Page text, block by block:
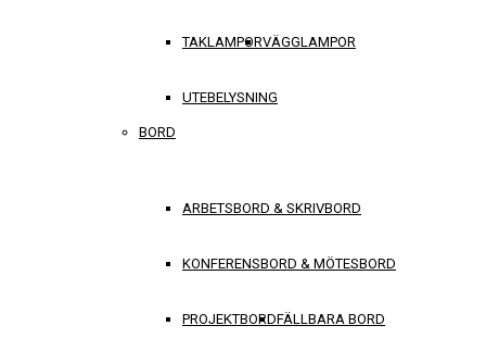
TAKLAMPORVÄGGLAMPOR
UTEBELYSNING
BORD
ARBETSBORD & SKRIVBORD
KONFERENSBORD & MÖTESBORD
PROJEKTBORDFÄLLBARA BORD